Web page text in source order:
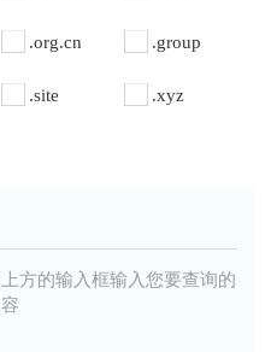
.org.cn .group
.site .xyz
方的输入框输入您要查询的